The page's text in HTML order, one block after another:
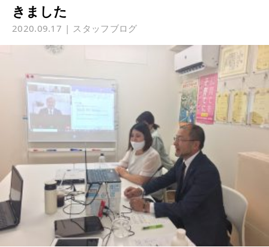
きました
2020.09.17 スタッフブログ